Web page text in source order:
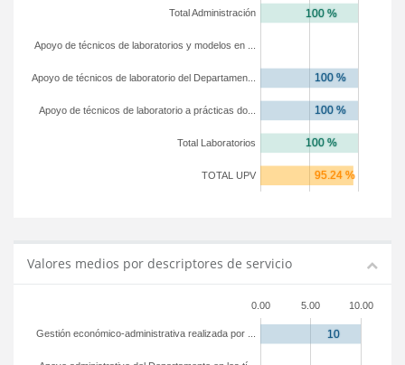
TOTAL UPV
Total Laboratorios
Apoyo de técnicos de laboratorio a prácticas do...
Apoyo de técnicos de laboratorio del Departamen...
Apoyo de técnicos de laboratorios y modelos en ...
Total Administración
Valores medios por descriptores de servicio
0.00 5.00 10.00
Gestión económico-administrativa realizada por ...